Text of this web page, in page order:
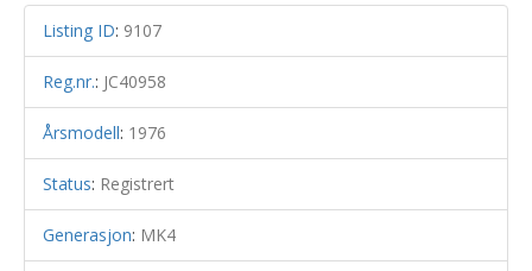
Listing ID: 9107
Reg.nr.: JC40958
Årsmodell: 1976
Status: Registrert
Generasjon: MK4